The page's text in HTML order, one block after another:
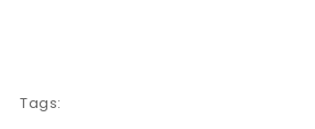
Tags: